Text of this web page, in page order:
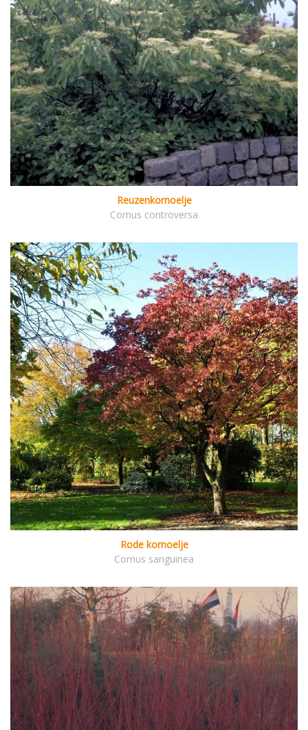
Reuzenkornoelje
Cornus controversa
Rode kornoelje
Cornus sanguinea